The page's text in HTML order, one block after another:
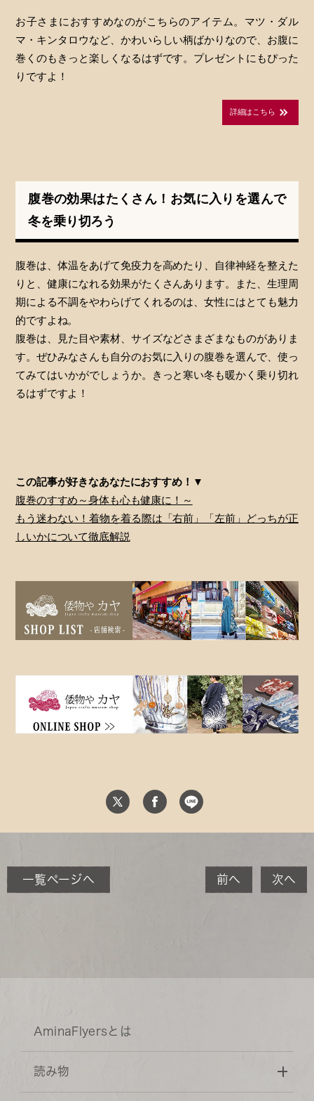
お子さまにおすすめなのがこちらのアイテム。マツ・ダル
マ・キンタロウなど、かわいらしい柄ばかりなので、お腹に
巻くのもきっと楽しくなるはずです。プレゼントにもぴった
りですよ！
詳細はこちら
腹巻の効果はたくさん！お気に入りを選んで
冬を乗り切ろう
腹巻は、体温をあげて免疫力を高めたり、自律神経を整えた
りと、健康になれる効果がたくさんあります。また、生理周
期による不調をやわらげてくれるのは、女性にはとても魅力
的ですよね。
腹巻は、見た目や素材、サイズなどさまざまなものがありま
す。ぜひみなさんも自分のお気に入りの腹巻を選んで、使っ
てみてはいかがでしょうか。きっと寒い冬も暖かく乗り切れ
るはずですよ！
この記事が好きなあなたにおすすめ！▼
腹巻のすすめ～身体も心も健康に！～
もう迷わない！着物を着る際は「右前」「左前」どっちが正
しいかについて徹底解説
一覧ページへ 前へ 次へ
AminaFlyersとは
読み物